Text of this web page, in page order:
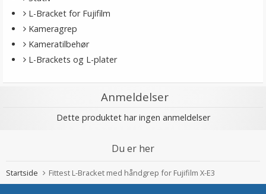
L-Bracket for Fujifilm
Kameragrep
Kameratilbehør
L-Brackets og L-plater
Anmeldelser
Dette produktet har ingen anmeldelser
Du er her
Startside Fittest L-Bracket med håndgrep for Fujifilm X-E3